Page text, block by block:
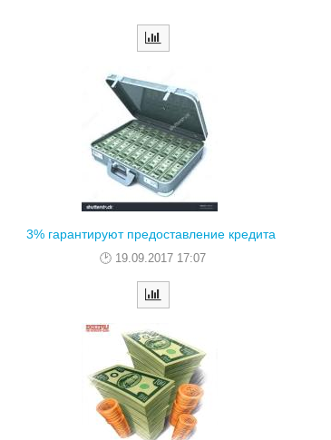
3% гарантируют предоставление кредита
19.09.2017 17:07